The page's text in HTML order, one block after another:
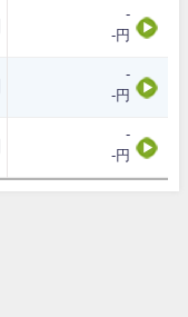
-
-円
-
-円
-
-円